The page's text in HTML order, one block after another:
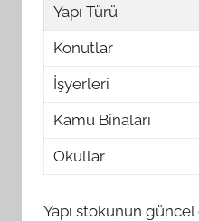
Yapı Türü
Konutlar
İşyerleri
Kamu Binaları
Okullar
Yapı stokunun